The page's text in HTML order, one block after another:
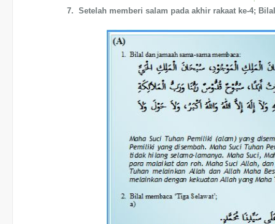
7. Setelah memberi salam pada akhir rakaat ke-4;